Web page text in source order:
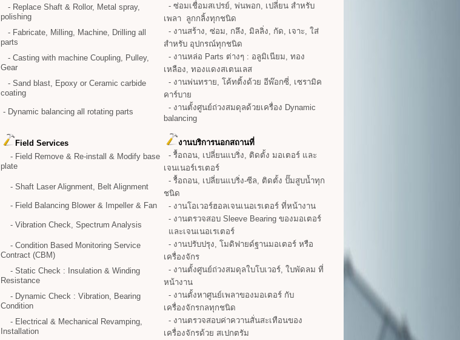
- Replace Shaft & Rollor, Metal spray,
polishing
- ซ่อมเชื่อมสเปรย์, พ่นพอก, เปลี่ยน สำหรับ
เพลา ลูกกลิ้งทุกชนิด
- Fabricate, Milling, Machine, Drilling all
parts
- งานสร้าง, ซ่อม, กลึง, มิลลิ่ง, กัด, เจาะ, ใส่
สำหรับ อุปกรณ์ทุกชนิด
- Casting with machine Coupling, Pulley,
Gear
- งานหล่อ Parts ต่างๆ : อลูมิเนียม, ทอง
เหลือง, ทองแดงสเตนเลส
- Sand blast, Epoxy or Ceramic carbide
coating
- งานพ่นทราย, โค้ทติ้งด้วย อีพ๊อกซี่, เซรามิค
คาร์บาย
- Dynamic balancing all rotating parts
- งานตั้งศูนย์ถ่วงสมดุลด้วยเครื่อง Dynamic
balancing
Field Services
งานบริการนอกสถานที่
- Field Remove & Re-install & Modify base
plate
- รื้อถอน, เปลี่ยนแบริ่ง, ติดตั้ง มอเตอร์ และ
เจนเนอร์เรเตอร์
- Shaft Laser Alignment, Belt Alignment
- รื้อถอน, เปลี่ยนแบริ่ง-ซีล, ติดตั้ง ปั๊มสูบน้ำทุก
ชนิด
- Field Balancing Blower & Impeller & Fan
- งานโอเวอร์ฮอลเจนเนอเรเตอร์ ที่หน้างาน
- Vibration Check, Spectrum Analysis
- งานตรวจสอบ Sleeve Bearing ของมอเตอร์
และเจนเนอเรเตอร์
- Condition Based Monitoring Service
Contract (CBM)
- งานปรับปรุง, โมดิฟายด์ฐานมอเตอร์ หรือ
เครื่องจักร
- Static Check : Insulation & Winding
Resistance
- งานตั้งศูนย์ถ่วงสมดุลใบโบเวอร์, ใบพัดลม ที่
หน้างาน
- Dynamic Check : Vibration, Bearing
Condition
- งานตั้งหาศูนย์เพลาของมอเตอร์ กับ
เครื่องจักรกลทุกชนิด
- Electrical & Mechanical Revamping,
Installation
- งานตรวจสอบค่าควานสั่นสะเทือนของ
เครื่องจักรด้วย สเปกตรัม